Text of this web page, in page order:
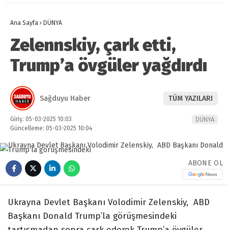
Ana Sayfa › DÜNYA
Zelennskiy, çark etti,
Trump’a övgüler yağdırdı
Sağduyu Haber TÜM YAZILARI
Giriş: 05-03-2025 10:03
Güncelleme: 05-03-2025 10:04
DÜNYA
ABONE OL
Ukrayna Devlet Başkanı Volodimir Zelenskiy, ABD
Başkanı Donald Trump’la görüşmesindeki